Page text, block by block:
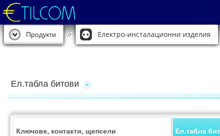
Продукти Електро-инсталационни изделия
Ел.табла битови
Ключове, контакти, щепсели Ел.табла